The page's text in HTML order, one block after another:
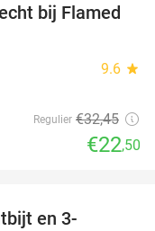
31%
bij Flamed
9.6 star
Regulier €32,45
€22,50
en 3-